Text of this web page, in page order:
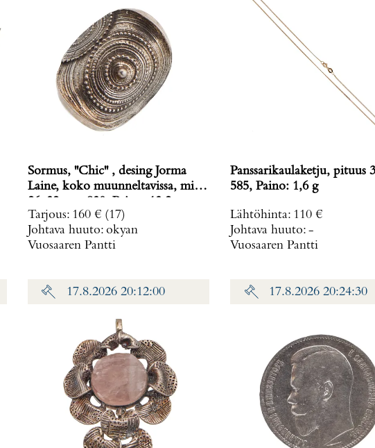
Sormus, ''Chic'' , desing Jorma
Laine, koko muunneltavissa, mitat
Tarjous: 160 € (17)
Johtava huuto: okyan
Vuosaaren Pantti
Panssarikaulaketju, pituus
585, Paino: 1,6 g
Lähtöhinta: 110 €
Johtava huuto: -
Vuosaaren Pantti
17.8.2026 20:12:00 17.8.2026 20:24:30